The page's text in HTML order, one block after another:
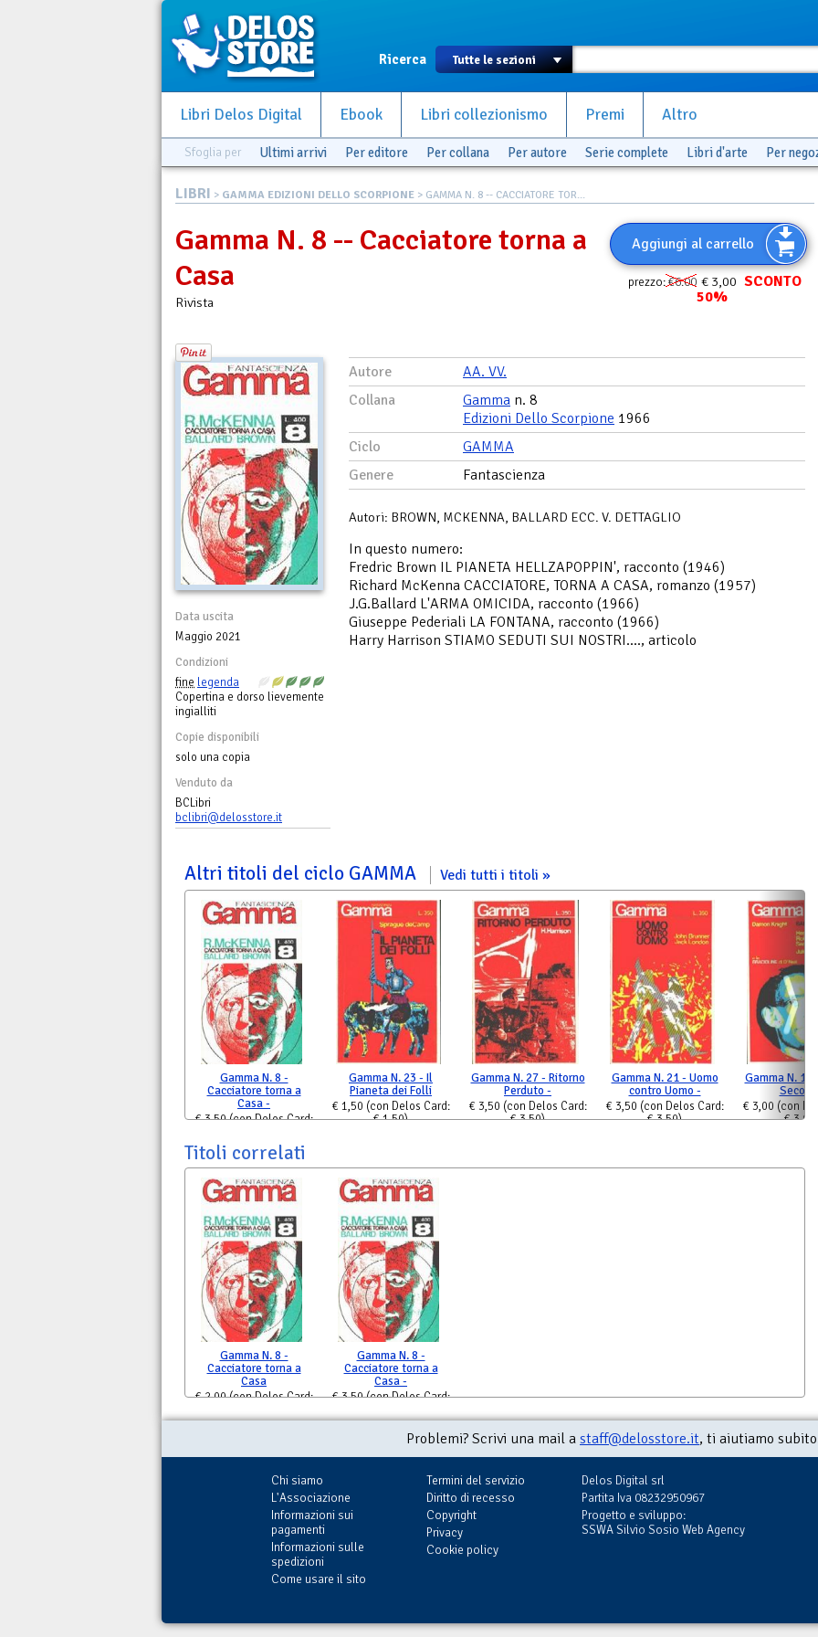
Ricerca
Libri Delos Digital Ebook Libri collezionismo Premi Altro
Sfoglia per Ultimi arrivi Per editore Per collana Per autore Serie complete Libri d'arte Per
LIBRI > GAMMA EDIZIONI DELLO SCORPIONE > GAMMA N. 8 -- CACCIATORE TOR...
Aggiungi al carrello
prezzo:€6.00 € 3,00 SCONTO
50%
Gamma N. 8 -- Cacciatore torna a
Casa
Rivista
Data uscita
Maggio 2021
Condizioni
fine legenda
Copertina e dorso lievemente
ingialliti
Copie disponibili
solo una copia
Venduto da
BCLibri
bclibri@delosstore.it
Autore
AA. VV.
Collana
Gamma n. 8
Edizioni Dello Scorpione 1966
Ciclo
GAMMA
Genere
Fantascienza
Autori: BROWN, MCKENNA, BALLARD ECC. V. DETTAGLIO
In questo numero:
Fredric Brown IL PIANETA HELLZAPOPPIN', racconto (1946)
Richard McKenna CACCIATORE, TORNA A CASA, romanzo (1957)
J.G.Ballard L'ARMA OMICIDA, racconto (1966)
Giuseppe Pederiali LA FONTANA, racconto (1966)
Harry Harrison STIAMO SEDUTI SUI NOSTRI...., articolo
Altri titoli del ciclo GAMMA Vedi tutti i titoli
Gamma N. 8 -
Cacciatore torna a
Casa -
€ 3,50(con Delos Card:
Gamma N. 23 - Il
Pianeta dei Folli
€ 1,50 (con Delos Card:
€ 1,50)
Gamma N. 27 - Ritorno
Perduto -
€ 3,50 (con Delos Card:
€ 3,50)
Gamma N. 21 - Uomo
contro Uomo -
€ 3,50 (con Delos Card:
€ 3,50)
Gamma N. 16
Seconda
€ 3,00 (con
€ 3,00)
Titoli correlati
Gamma N. 8 -
Cacciatore torna a
Casa
€ 2,00(con Delos Card:
Gamma N. 8 -
Cacciatore torna a
Casa -
€ 3,50(con Delos Card:
Problemi? Scrivi una mail a staff@delosstore.it, ti aiutiamo
Chi siamo
L'Associazione
Informazioni sui
pagamenti
Informazioni sulle
spedizioni
Come usare il sito
Termini del servizio
Diritto di recesso
Copyright
Privacy
Cookie policy
Delos Digital srl
Partita Iva 08232950967
Progetto e sviluppo:
SSWA Silvio Sosio Web Agency